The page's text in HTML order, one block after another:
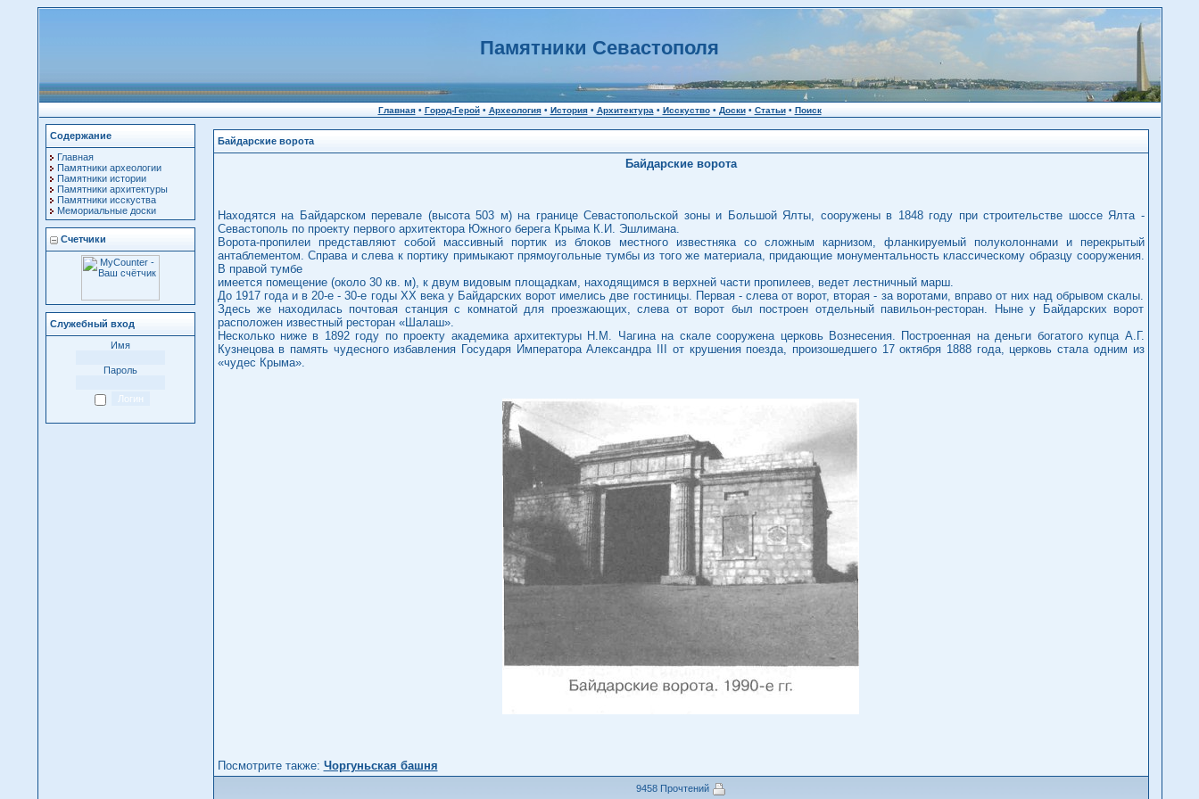
Памятники Севастополя
Главная• Город-Герой• Археология• История• Архитектура • Исскуство• Доски• Статьи• Поиск
Содержание
Главная
Памятники археологии
Памятники истории
Памятники архитектуры
Памятники исскуства
Мемориальные доски
Счетчики
Служебный вход
Имя
Пароль
Байдарские ворота
Байдарские ворота
Находятся на Байдарском перевале (высота 503 м) на границе Севастопольской зоны и Большой Ялты, сооружены в 1848 году при строительстве шоссе Ялта -
Севастополь по проекту первого архитектора Южного берега Крыма К.И. Эшлимана.
Ворота-пропилеи представляют собой массивный портик из блоков местного известняка со сложным карнизом, фланкируемый полуколоннами и перекрытый
антаблементом. Справа и слева к портику примыкают прямоугольные тумбы из того же материала, придающие монументальность классическому образцу сооружения.
В правой тумбе
имеется помещение (около 30 кв. м), к двум видовым площадкам, находящимся в верхней части пропилеев, ведет лестничный марш.
До 1917 года и в 20-е - 30-е годы XX века у Байдарских ворот имелись две гостиницы. Первая - слева от ворот, вторая - за воротами, вправо от них над обрывом скалы.
Здесь же находилась почтовая станция с комнатой для проезжающих, слева от ворот был построен отдельный павильон-ресторан. Ныне у Байдарских ворот
расположен известный ресторан «Шалаш».
Несколько ниже в 1892 году по проекту академика архитектуры Н.М. Чагина на скале сооружена церковь Вознесения. Построенная на деньги богатого купца А.Г.
Кузнецова в память чудесного избавления Государя Императора Александра III от крушения поезда, произошедшего 17 октября 1888 года, церковь стала одним из
«чудес Крыма».
Посмотрите также: Чоргуньская башня
9458 Прочтений